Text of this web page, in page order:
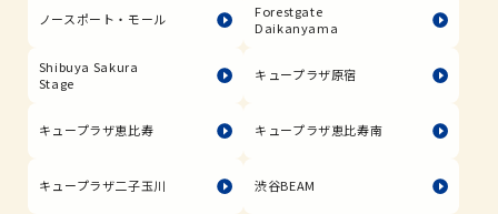
ノースポート・モール
Forestgate
Daikanyama
Shibuya Sakura
Stage
キュープラザ原宿
キュープラザ恵比寿 キュープラザ恵比寿南
キュープラザ二子玉川 渋谷BEAM